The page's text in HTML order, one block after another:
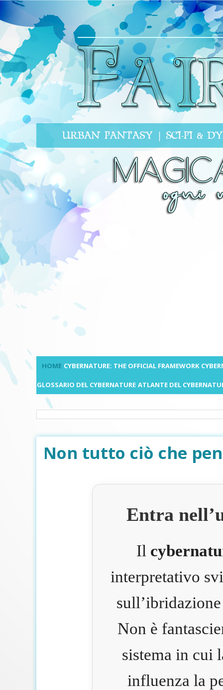
HOME CYBERNATURE: THE OFFICIAL FRAMEWORK
GLOSSARIO DEL CYBERNATURE ATLANTE DEL
Non tutto ciò che
Entra
Il
interpretativo
Non è
sistema in cui
influenza la